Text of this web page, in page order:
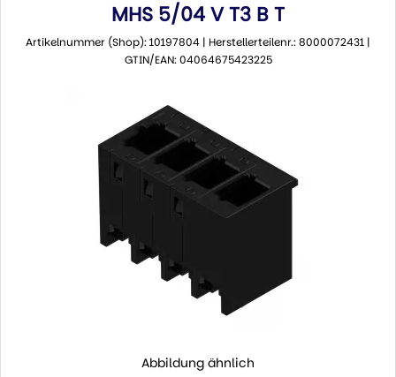
MHS 5/04 V T3 B T
Artikelnummer (Shop): 10197804 | Herstellerteilenr.: 8000072431 |
GTIN/EAN: 04064675423225
Abbildung ähnlich